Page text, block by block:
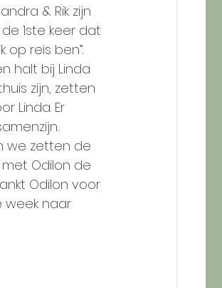
& Rik zijn
1ste keer dat
op reis ben”.
halt bij Linda
zijn, zetten
Linda. Er
we zetten de
Odilon de
Odilon voor
week naar